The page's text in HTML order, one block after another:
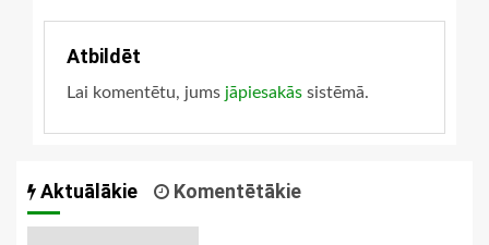
Atbildēt
Lai komentētu, jums jāpiesakās sistēmā.
Aktuālākie Komentētākie